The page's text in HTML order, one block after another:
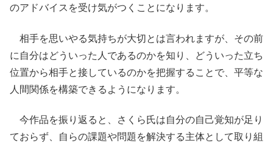
のアドバイスを受け気がつくことになります。
相手を思いやる気持ちが大切とは言われますが、その前
に自分はどういった人であるのかを知り、どういった立ち
位置から相手と接しているのかを把握することで、平等な
人間関係を構築できるようになります。
今作品を振り返ると、さくら氏は自分の自己覚知が足り
ておらず、自らの課題や問題を解決する主体として取り組